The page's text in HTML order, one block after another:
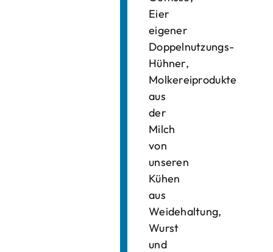
Eier
eigener
Doppelnutzungs-
Hühner,
Molkereiprodukte
aus
der
Milch
von
unseren
Kühen
aus
Weidehaltung,
Wurst
und